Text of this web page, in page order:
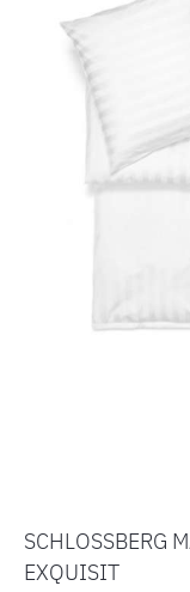
SCHLOSSBERG
EXQUISIT